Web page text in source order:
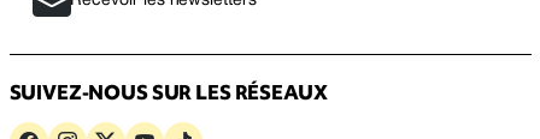
SUIVEZ-NOUS SUR LES RÉSEAUX